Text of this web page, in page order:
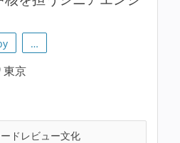
…
東京
ドレビュー文化